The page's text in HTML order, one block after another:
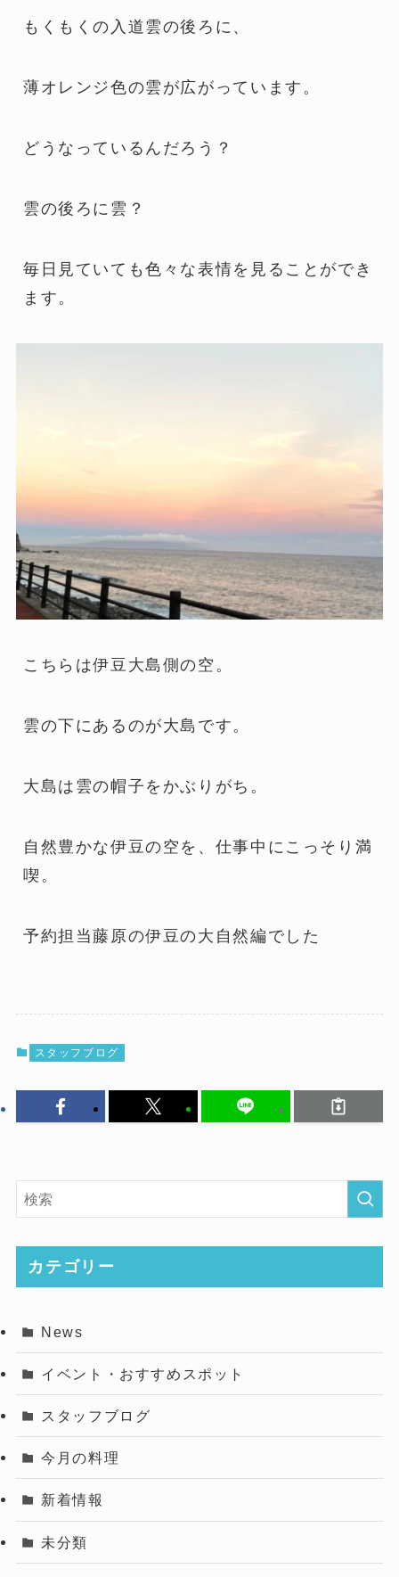
もくもくの入道雲の後ろに、
薄オレンジ色の雲が広がっています。
どうなっているんだろう？
雲の後ろに雲？
毎日見ていても色々な表情を見ることができ
ます。
こちらは伊豆大島側の空。
雲の下にあるのが大島です。
大島は雲の帽子をかぶりがち。
自然豊かな伊豆の空を、仕事中にこっそり満
喫。
予約担当藤原の伊豆の大自然編でした
スタッフブログ
カテゴリー
News
イベント・おすすめスポット
スタッフブログ
今月の料理
新着情報
未分類